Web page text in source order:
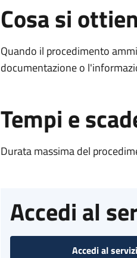
Cosa si
Quando il procedimento
documentazione o
Tempi e
Durata massima del
Accedi al
Accedi al